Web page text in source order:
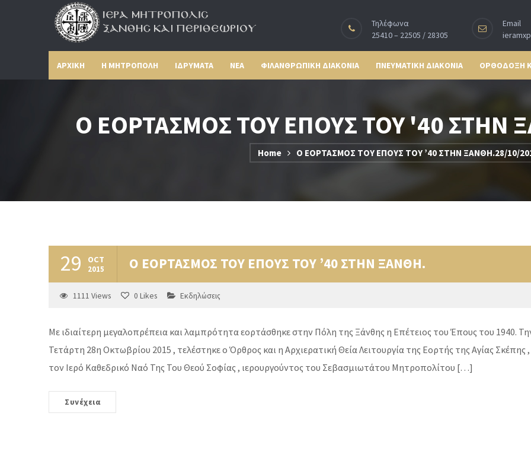
Τηλέφωνα
25410 – 22505 / 28305
Email
ΑΡΧΙΚΗ Η ΜΗΤΡΟΠΟΛΗ ΙΔΡΥΜΑΤΑ ΝΕΑ ΦΙΛΑΝΘΡΩΠΙΚΗ ΔΙΑΚΟΝΙΑ ΠΝΕΥΜΑΤΙΚΗ ΔΙΑΚΟΝΙΑ ΟΡΘΟΔΟΞΗ
Ο ΕΟΡΤΑΣΜΟΣ ΤΟΥ ΕΠΟΥΣ ΤΟΥ '40 ΣΤΗΝ
Home Ο ΕΟΡΤΑΣΜΟΣ ΤΟΥ ΕΠΟΥΣ ΤΟΥ ’40 ΣΤΗΝ ΞΑΝΘΗ.28/10/
29 OCT
2015 Ο ΕΟΡΤΑΣΜΟΣ ΤΟΥ ΕΠΟΥΣ ΤΟΥ ’40 ΣΤΗΝ ΞΑΝΘΗ.
1111 Views 0 Likes Εκδηλώσεις
Με ιδιαίτερη μεγαλοπρέπεια και λαμπρότητα εορτάσθηκε στην Πόλη της Ξάνθης η Επέτειος του Έπους του 1940.
Τετάρτη 28η Οκτωβρίου 2015 , τελέστηκε ο Όρθρος και η Αρχιερατική Θεία Λειτουργία της Εορτής της Αγίας Σκέπης ,
τον Ιερό Καθεδρικό Ναό Της Του Θεού Σοφίας , ιερουργούντος του Σεβασμιωτάτου Μητροπολίτου […]
Συνέχεια